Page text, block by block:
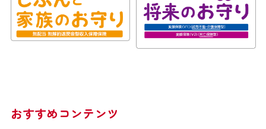
おすすめコンテンツ